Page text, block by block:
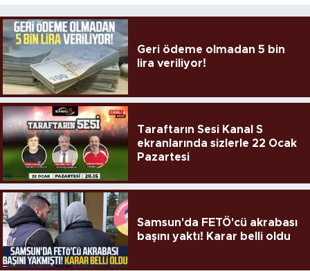
Geri ödeme olmadan 5 bin
lira veriliyor!
Taraftarın Sesi Kanal S
ekranlarında sizlerle 22 Ocak
Pazartesi
Samsun'da FETÖ'cü akrabası
başını yaktı! Karar belli oldu